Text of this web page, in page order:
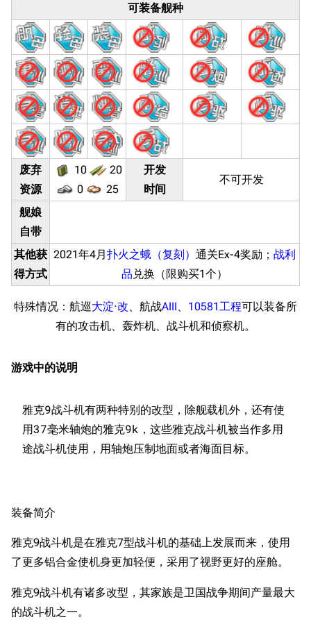
可装备舰种
废弃
资源
10
20
0
25
开发
时间
不可开发
舰娘
自带
其他获
得方式
2021年4月扑火之蛾（复刻） 通关Ex-4奖励； 战利
品 兑换（限购买1个）
特殊情况：航巡大淀·改、航战AIII、 10581工程可以装备所
有的攻击机、轰炸机、战斗机和侦察机。
游戏中的说明
雅克9战斗机有两种特别的改型，除舰载机外，还有使
用37毫米轴炮的雅克9k，这些雅克战斗机被当作多用
装备简介
雅克9战斗机是在雅克7型战斗机的基础上发展而来，使用
了更多铝合金使机身更加轻便，采用了视野更好的座舱。
雅克9战斗机有诸多改型，其家族是卫国战争期间产量最大
的战斗机之一。